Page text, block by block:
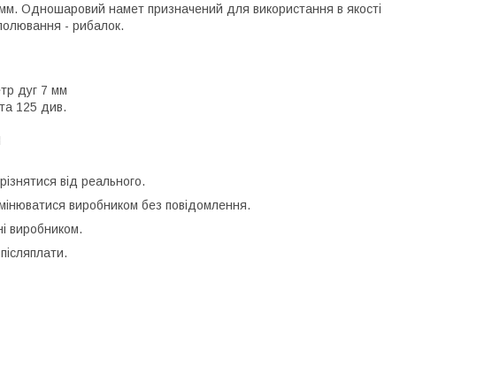
мм. Одношаровий намет призначений для використання в якості
- рибалок.
дуг 7 мм
125 див.
від реального.
виробником без повідомлення.
виробником.